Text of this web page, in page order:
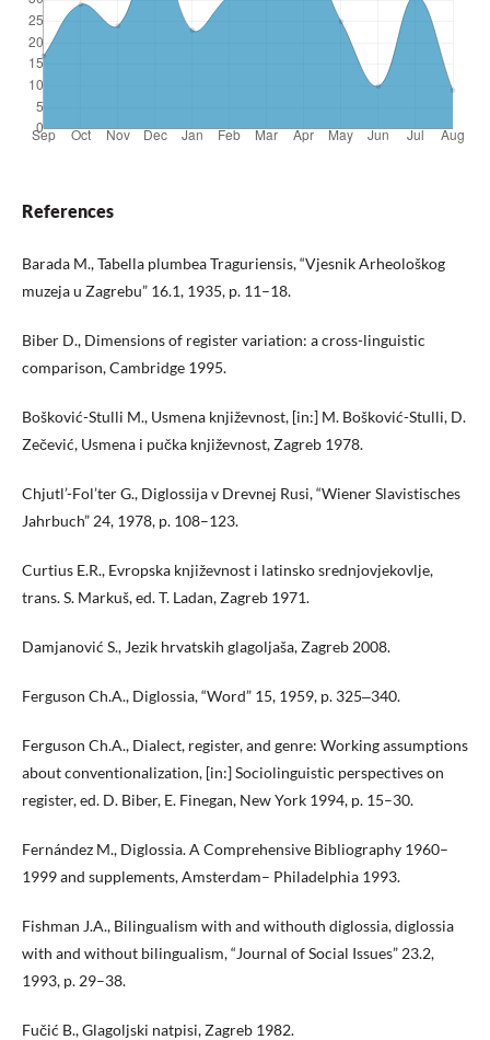
References
Barada M., Tabella plumbea Traguriensis, “Vjesnik Arheološkog
muzeja u Zagrebu” 16.1, 1935, p. 11–18.
Biber D., Dimensions of register variation: a cross-linguistic
comparison, Cambridge 1995.
Bošković-Stulli M., Usmena književnost, [in:] M. Bošković-Stulli, D.
Zečević, Usmena i pučka književnost, Zagreb 1978.
Chjutl’-Fol’ter G., Diglossija v Drevnej Rusi, “Wiener Slavistisches
Jahrbuch” 24, 1978, p. 108–123.
Curtius E.R., Evropska književnost i latinsko srednjovjekovlje,
trans. S. Markuš, ed. T. Ladan, Zagreb 1971.
Damjanović S., Jezik hrvatskih glagoljaša, Zagreb 2008.
Ferguson Ch.A., Diglossia, “Word” 15, 1959, p. 325‒340.
Ferguson Ch.A., Dialect, register, and genre: Working assumptions
about conventionalization, [in:] Sociolinguistic perspectives on
register, ed. D. Biber, E. Finegan, New York 1994, p. 15–30.
Fernández M., Diglossia. A Comprehensive Bibliography 1960–
1999 and supplements, Amsterdam– Philadelphia 1993.
Fishman J.A., Bilingualism with and withouth diglossia, diglossia
with and without bilingualism, “Journal of Social Issues” 23.2,
1993, p. 29–38.
Fučić B., Glagoljski natpisi, Zagreb 1982.